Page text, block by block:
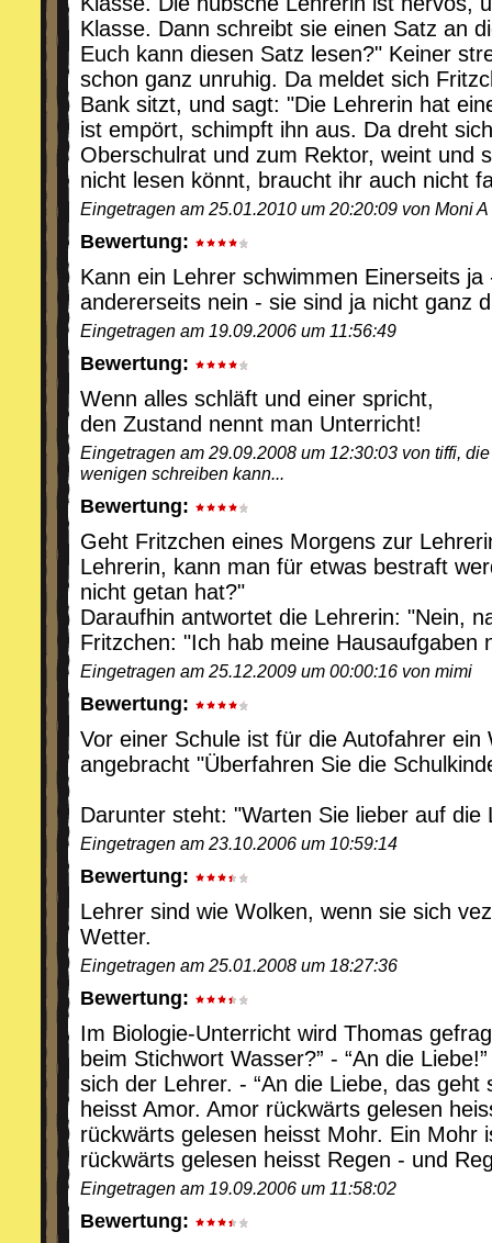
Klasse. Dann schreibt sie einen Satz an
Euch kann diesen Satz lesen?" Keiner
schon ganz unruhig. Da meldet sich
Bank sitzt, und sagt: "Die Lehrerin hat
ist empört, schimpft ihn aus. Da dreht
Oberschulrat und zum Rektor, weint und
nicht lesen könnt, braucht ihr auch nicht
Eingetragen am 25.01.2010 um 20:20:09 von Moni A
Bewertung:
Kann ein Lehrer schwimmen Einerseits
andererseits nein - sie sind ja nicht ganz
Eingetragen am 19.09.2006 um 11:56:49
Bewertung:
Wenn alles schläft und einer spricht,
den Zustand nennt man Unterricht!
Eingetragen am 29.09.2008 um 12:30:03 von tiffi,
wenigen schreiben kann...
Bewertung:
Geht Fritzchen eines Morgens zur
Lehrerin, kann man für etwas bestraft
nicht getan hat?"
Daraufhin antwortet die Lehrerin: "Nein,
Fritzchen: "Ich hab meine Hausaufgaben
Eingetragen am 25.12.2009 um 00:00:16 von mimi
Bewertung:
Vor einer Schule ist für die Autofahrer ein
angebracht "Überfahren Sie die
Darunter steht: "Warten Sie lieber auf die
Eingetragen am 23.10.2006 um 10:59:14
Bewertung:
Lehrer sind wie Wolken, wenn sie sich
Wetter.
Eingetragen am 25.01.2008 um 18:27:36
Bewertung:
Im Biologie-Unterricht wird Thomas
beim Stichwort Wasser?” - “An die
sich der Lehrer. - “An die Liebe, das geht
heisst Amor. Amor rückwärts gelesen
rückwärts gelesen heisst Mohr. Ein Mohr
rückwärts gelesen heisst Regen - und
Eingetragen am 19.09.2006 um 11:58:02
Bewertung: